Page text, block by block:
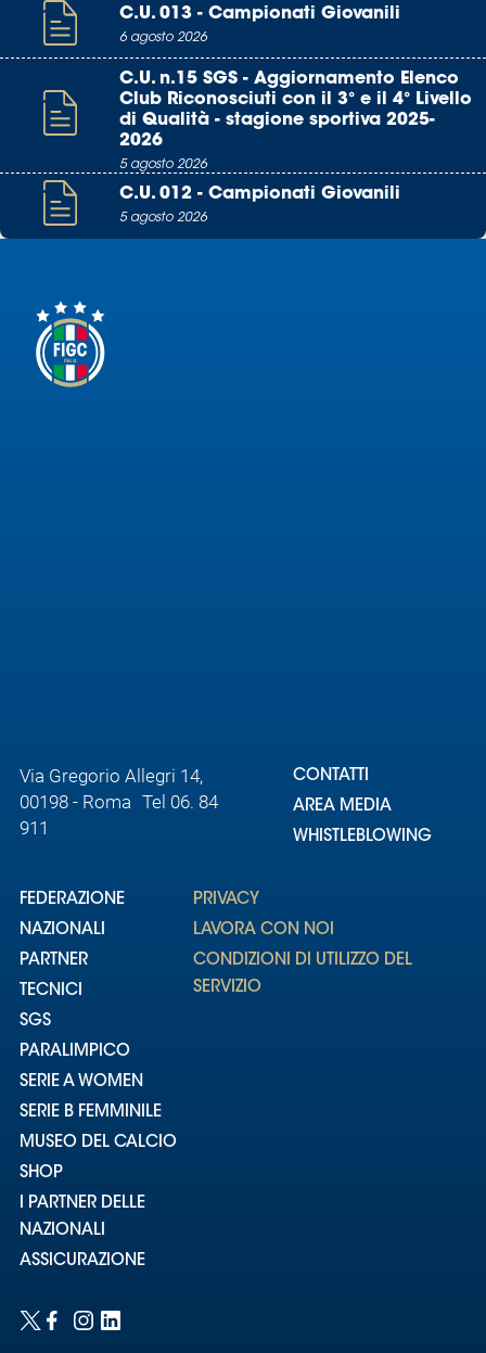
C.U. 013 - Campionati Giovanili
6 agosto 2026
C.U. n.15 SGS - Aggiornamento Elenco
Club Riconosciuti con il 3° e il 4° Livello
di Qualità - stagione sportiva 2025-
2026
5 agosto 2026
C.U. 012 - Campionati Giovanili
5 agosto 2026
Via Gregorio Allegri 14,
00198 - Roma Tel 06. 84
911
CONTATTI
AREA MEDIA
WHISTLEBLOWING
FEDERAZIONE
NAZIONALI
PARTNER
TECNICI
SGS
PARALIMPICO
SERIE A WOMEN
SERIE B FEMMINILE
MUSEO DEL CALCIO
SHOP
I PARTNER DELLE
NAZIONALI
ASSICURAZIONE
PRIVACY
LAVORA CON NOI
CONDIZIONI DI UTILIZZO DEL
SERVIZIO